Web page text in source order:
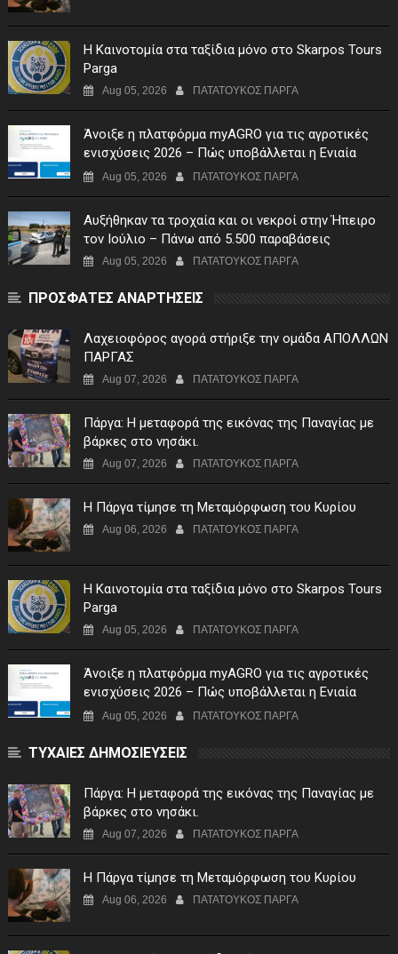
Η Καινοτομία στα ταξίδια μόνο στο Skarpos Tours
Parga
Aug 05, 2026 ΠΑΤΑΤΟΥΚΟΣ ΠΑΡΓΑ
Άνοιξε η πλατφόρμα myAGRO για τις αγροτικές
ενισχύσεις 2026 – Πώς υποβάλλεται η Ενιαία
Αίτηση Ενίσχυσης
Aug 05, 2026 ΠΑΤΑΤΟΥΚΟΣ ΠΑΡΓΑ
Αυξήθηκαν τα τροχαία και οι νεκροί στην Ήπειρο
τον Ιούλιο – Πάνω από 5.500 παραβάσεις
Aug 05, 2026 ΠΑΤΑΤΟΥΚΟΣ ΠΑΡΓΑ
ΠΡΟΣΦΑΤΕΣ ΑΝΑΡΤΗΣΕΙΣ
Λαχειοφόρος αγορά στήριξε την ομάδα ΑΠΟΛΛΩΝ
ΠΑΡΓΑΣ
Aug 07, 2026 ΠΑΤΑΤΟΥΚΟΣ ΠΑΡΓΑ
Πάργα: Η μεταφορά της εικόνας της Παναγίας με
βάρκες στο νησάκι.
Aug 07, 2026 ΠΑΤΑΤΟΥΚΟΣ ΠΑΡΓΑ
Η Πάργα τίμησε τη Μεταμόρφωση του Κυρίου
Aug 06, 2026 ΠΑΤΑΤΟΥΚΟΣ ΠΑΡΓΑ
Η Καινοτομία στα ταξίδια μόνο στο Skarpos Tours
Parga
Aug 05, 2026 ΠΑΤΑΤΟΥΚΟΣ ΠΑΡΓΑ
Άνοιξε η πλατφόρμα myAGRO για τις αγροτικές
ενισχύσεις 2026 – Πώς υποβάλλεται η Ενιαία
Αίτηση Ενίσχυσης
Aug 05, 2026 ΠΑΤΑΤΟΥΚΟΣ ΠΑΡΓΑ
ΤΥΧΑΙΕΣ ΔΗΜΟΣΙΕΥΣΕΙΣ
Πάργα: Η μεταφορά της εικόνας της Παναγίας με
βάρκες στο νησάκι.
Aug 07, 2026 ΠΑΤΑΤΟΥΚΟΣ ΠΑΡΓΑ
Η Πάργα τίμησε τη Μεταμόρφωση του Κυρίου
Aug 06, 2026 ΠΑΤΑΤΟΥΚΟΣ ΠΑΡΓΑ